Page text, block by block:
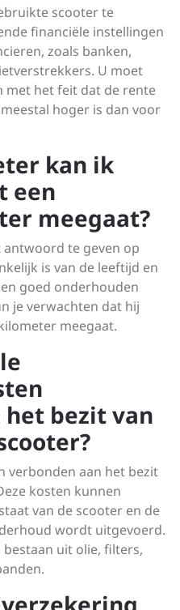
scooter te
financiële instellingen
zoals banken,
U moet
met het feit dat de rente
hoger is dan voor
kan ik
een
meegaat?
antwoord te geven op
is van de leeftijd en
goed onderhouden
je verwachten dat hij
meegaat.
bezit van
verbonden aan het bezit
kosten kunnen
van de scooter en de
wordt uitgevoerd.
uit olie, filters,